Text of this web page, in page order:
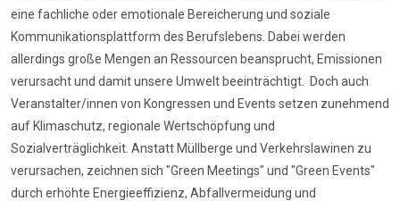
eine fachliche oder emotionale Bereicherung und soziale
Kommunikationsplattform des Berufslebens. Dabei werden
allerdings große Mengen an Ressourcen beansprucht, Emissionen
verursacht und damit unsere Umwelt beeinträchtigt. Doch auch
Veranstalter/innen von Kongressen und Events setzen zunehmend
auf Klimaschutz, regionale Wertschöpfung und
Sozialverträglichkeit. Anstatt Müllberge und Verkehrslawinen zu
verursachen, zeichnen sich "Green Meetings" und "Green Events"
durch erhöhte Energieeffizienz, Abfallvermeidung und